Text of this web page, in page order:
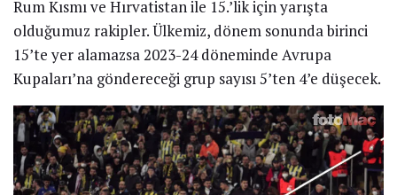
Rum Kısmı ve Hırvatistan ile 15.’lik için yarışta
olduğumuz rakipler. Ülkemiz, dönem sonunda birinci
15’te yer alamazsa 2023-24 döneminde Avrupa
Kupaları’na göndereceği grup sayısı 5’ten 4’e düşecek.